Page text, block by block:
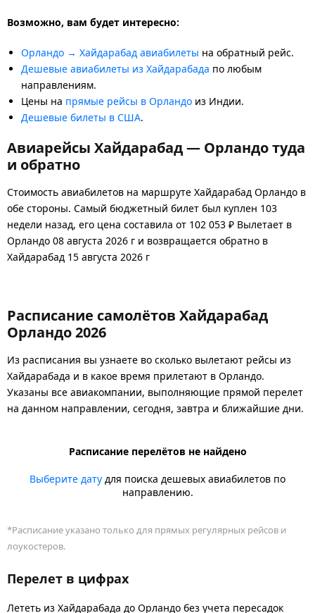
Возможно, вам будет интересно:
Орландо → Хайдарабад авиабилеты на обратный рейс.
Дешевые авиабилеты из Хайдарабада по любым
направлениям.
Цены на прямые рейсы в Орландо из Индии.
Дешевые билеты в США.
Авиарейсы Хайдарабад — Орландо туда
и обратно
Стоимость авиабилетов на маршруте Хайдарабад Орландо в
обе стороны. Самый бюджетный билет был куплен 103
недели назад, его цена составила от 102 053 ₽ Вылетает в
Орландо 08 августа 2026 г и возвращается обратно в
Хайдарабад 15 августа 2026 г
Расписание самолётов Хайдарабад
Орландо 2026
Из расписания вы узнаете во сколько вылетают рейсы из
Хайдарабада и в какое время прилетают в Орландо.
Указаны все авиакомпании, выполняющие прямой перелет
на данном направлении, сегодня, завтра и ближайшие дни.
Расписание перелётов не найдено
Выберите дату для поиска дешевых авиабилетов по
направлению.
*Расписание указано только для прямых регулярных рейсов и
лоукостеров.
Перелет в цифрах
Лететь из Хайдарабада до Орландо без учета пересадок